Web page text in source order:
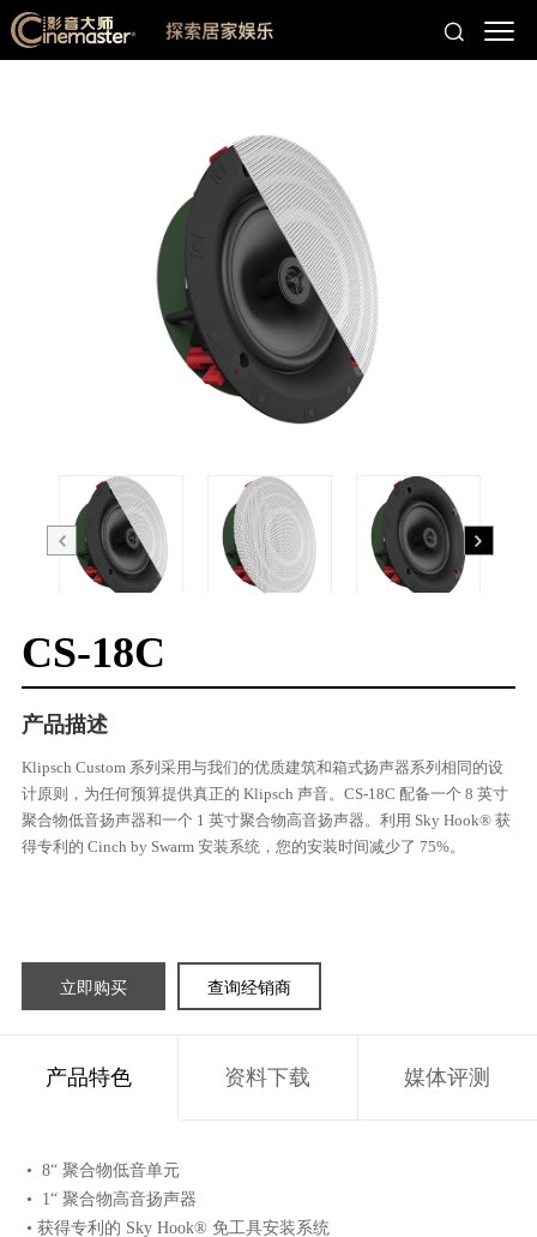
CS-18C
产品描述
Klipsch Custom 系列采用与我们的优质建筑和箱式扬声器系列相同的设
计原则，为任何预算提供真正的 Klipsch 声音。CS-18C 配备一个 8 英寸
聚合物低音扬声器和一个 1 英寸聚合物高音扬声器。利用 Sky Hook® 获
得专利的 Cinch by Swarm 安装系统，您的安装时间减少了 75%。
立即购买 查询经销商
产品特色 资料下载 媒体评测
• 8“ 聚合物低音单元
•
1“ 聚合物高音扬声器
• 获得专利的 Sky Hook® 免工具安装系统